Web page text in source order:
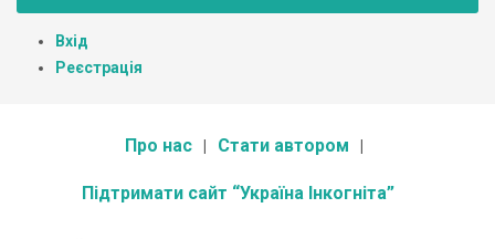
Вхід
Реєстрація
Про нас Стати автором
Підтримати сайт “Україна Інкогніта”